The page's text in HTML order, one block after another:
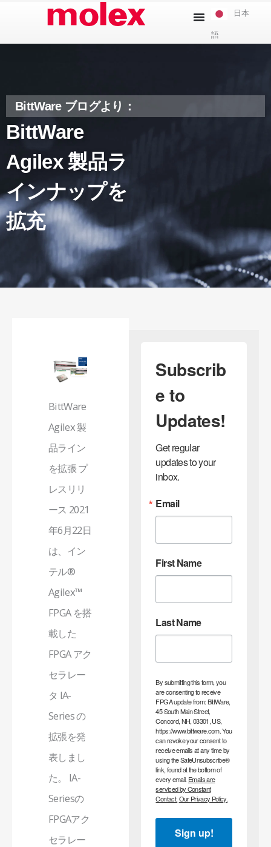
日本
語
BittWare ブログより：
BittWare
Agilex 製品ラ
インナップを
拡充
BittWare
Agilex 製
品ライン
を拡張 プ
レスリリ
ース 2021
年6月22日
は、イン
テル®
Agilex™
FPGA を搭
載した
FPGA アク
セラレー
タ IA-
Series の
拡張を発
表しまし
た。 IA-
Seriesの
FPGAアク
セラレー
Subscrib
e to
Updates!
Get regular
updates to your
inbox.
Email
First Name
Last Name
By submitting this form, you
are consenting to receive
FPGA update from: BittWare,
45 South Main Street,
Concord, NH, 03301, US,
https://www.bittware.com. You
can revoke your consent to
receive emails at any time by
using the SafeUnsubscribe®
link, found at the bottom of
every email. Emails are
serviced by Constant
Contact.Our Privacy Policy.
Sign up!